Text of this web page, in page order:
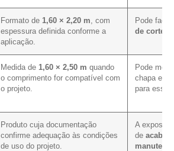
Formato de 1,60 × 2,20 m , com
espessura definida conforme a
aplicação.
Pode
de corte e
Medida de 1,60 × 2,50 m quando
o comprimento for compatível com
o projeto.
Pode
chapa em
para essa
Produto cuja documentação
confirme adequação às condições
de uso do projeto.
A
de